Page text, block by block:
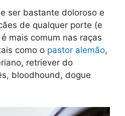
ser bastante doloroso e
de qualquer porte (e
mais comum nas raças
como o pastor alemão,
retriever do
bloodhound, dogue